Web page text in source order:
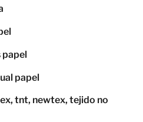
papel
papel
tnt, newtex, tejido no